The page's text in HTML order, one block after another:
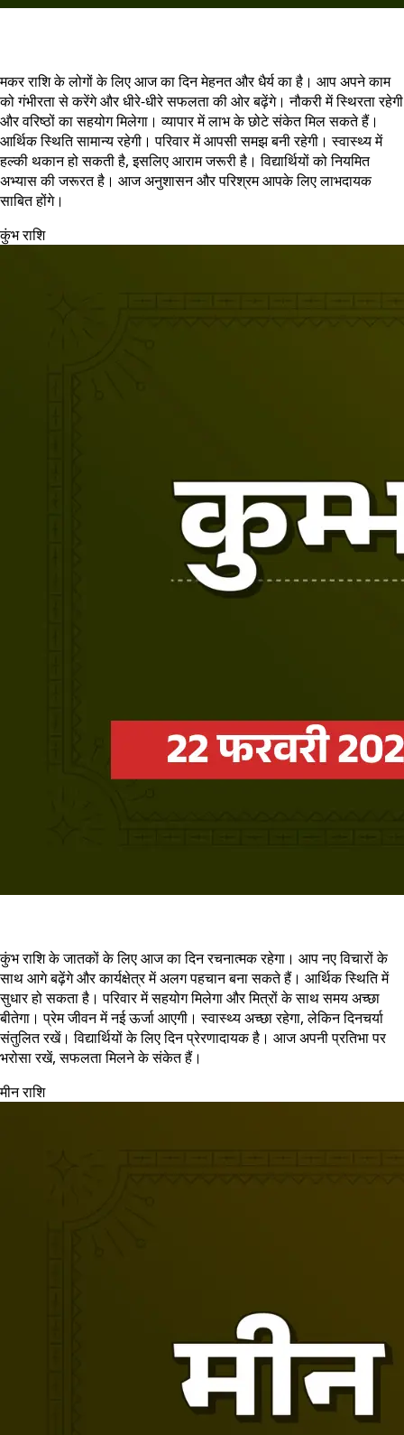
मकर राशि के लोगों के लिए आज का दिन मेहनत और धैर्य का है। आप अपने काम
को गंभीरता से करेंगे और धीरे-धीरे सफलता की ओर बढ़ेंगे। नौकरी में स्थिरता रहेगी
और वरिष्ठों का सहयोग मिलेगा। व्यापार में लाभ के छोटे संकेत मिल सकते हैं।
आर्थिक स्थिति सामान्य रहेगी। परिवार में आपसी समझ बनी रहेगी। स्वास्थ्य में
हल्की थकान हो सकती है, इसलिए आराम जरूरी है। विद्यार्थियों को नियमित
अभ्यास की जरूरत है। आज अनुशासन और परिश्रम आपके लिए लाभदायक
साबित होंगे।
कुंभ राशि
कुंभ राशि के जातकों के लिए आज का दिन रचनात्मक रहेगा। आप नए विचारों के
साथ आगे बढ़ेंगे और कार्यक्षेत्र में अलग पहचान बना सकते हैं। आर्थिक स्थिति में
सुधार हो सकता है। परिवार में सहयोग मिलेगा और मित्रों के साथ समय अच्छा
बीतेगा। प्रेम जीवन में नई ऊर्जा आएगी। स्वास्थ्य अच्छा रहेगा, लेकिन दिनचर्या
संतुलित रखें। विद्यार्थियों के लिए दिन प्रेरणादायक है। आज अपनी प्रतिभा पर
भरोसा रखें, सफलता मिलने के संकेत हैं।
मीन राशि